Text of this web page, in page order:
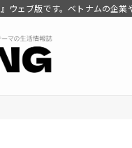
ェブ版です。ベトナムの企業